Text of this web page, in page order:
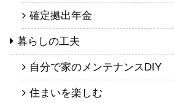
確定拠出年金
暮らしの工夫
自分で家のメンテナンスDIY
住まいを楽しむ